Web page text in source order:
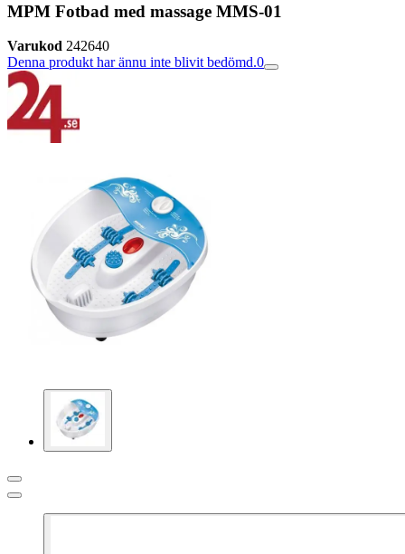
MPM Fotbad med massage MMS-01
Varukod 242640
Denna produkt har ännu inte blivit bedömd.0